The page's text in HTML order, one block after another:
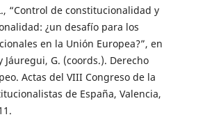
“Control de constitucionalidad y
¿un desafío para los
en la Unión Europea?”, en
Jáuregui, G. (coords.). Derecho
Actas del VIII Congreso de la
de España, Valencia,